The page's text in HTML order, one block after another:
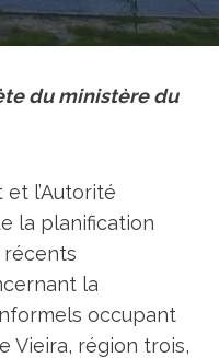
du ministère du
l’Autorité
la planification
récents
la
occupant
Vieira, région trois,